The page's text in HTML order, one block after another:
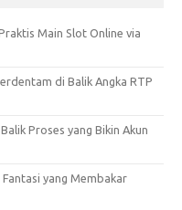
Main Slot Online via
di Balik Angka RTP
Proses yang Bikin Akun
yang Membakar